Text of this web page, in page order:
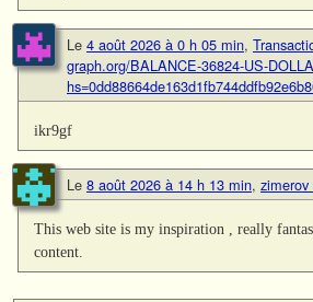
Le 4 août 2026 à 0 h 05 min,
graph.org/BALANCE-36824-US-
ikr9gf
Le 8 août 2026 à 14 h 13 min,
This web site is my inspiration , really
content.